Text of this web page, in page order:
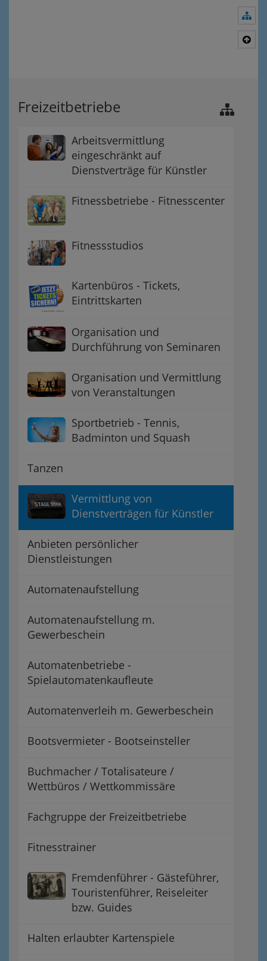
Freizeitbetriebe
Arbeitsvermittlung
eingeschränkt auf
Dienstverträge für Künstler
Fitnessbetriebe - Fitnesscenter
Fitnessstudios
Kartenbüros - Tickets,
Eintrittskarten
Organisation und
Durchführung von Seminaren
Organisation und Vermittlung
von Veranstaltungen
Sportbetrieb - Tennis,
Badminton und Squash
Tanzen
Vermittlung von
Dienstverträgen für Künstler
Anbieten persönlicher
Dienstleistungen
Automatenaufstellung
Automatenaufstellung m.
Gewerbeschein
Automatenbetriebe -
Spielautomatenkaufleute
Automatenverleih m. Gewerbeschein
Bootsvermieter - Bootseinsteller
Buchmacher / Totalisateure /
Wettbüros / Wettkommissäre
Fachgruppe der Freizeitbetriebe
Fitnesstrainer
Fremdenführer - Gästeführer,
Touristenführer, Reiseleiter
bzw. Guides
Halten erlaubter Kartenspiele